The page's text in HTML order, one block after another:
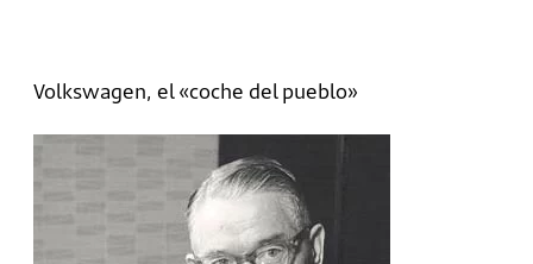
Volkswagen, el «coche del pueblo»